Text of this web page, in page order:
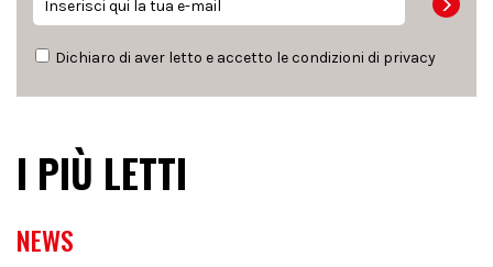
Dichiaro di aver letto e accetto le condizioni di privacy
I PIÙ LETTI
NEWS